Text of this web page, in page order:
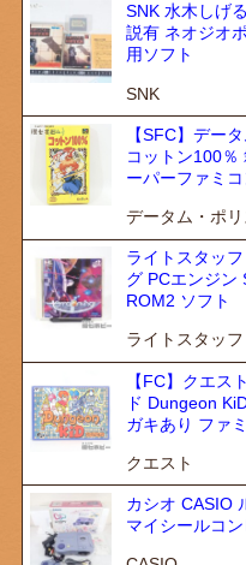
SNK 水木しげ
説有 ネオジオ
用ソフト
SNK
【SFC】デー
コットン100％
ーパーファミ
データム・ポ
ライトスタッ
グ PCエンジン
ROM2 ソフト
ライトスタッフ
【FC】クエス
ド Dungeon
ガキあり ファ
クエスト
カシオ CASIO
マイシールコ